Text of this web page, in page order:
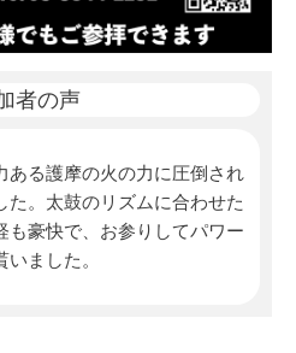
者の声
ある護摩の火の力に圧倒され
た。太鼓のリズムに合わせた
も豪快で、お参りしてパワー
いました。